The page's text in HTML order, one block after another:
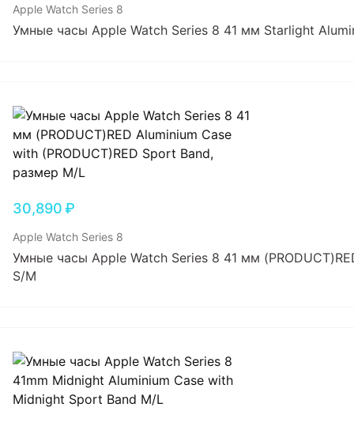
Apple Watch Series 8
Умные часы Apple Watch Series 8 41 мм Starlight
30,890₽
Apple Watch Series 8
Умные часы Apple Watch Series 8 41 мм
S/M